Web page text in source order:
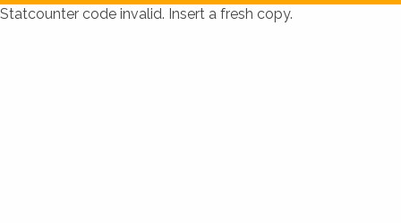
Statcounter code invalid. Insert a fresh copy.